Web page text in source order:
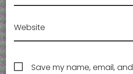
Website
Save my name, email,